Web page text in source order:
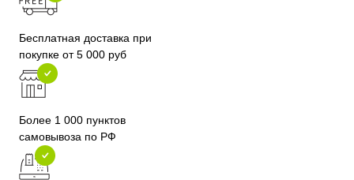
Бесплатная доставка при
покупке от 5 000 руб
Более 1 000 пунктов
самовывоза по РФ